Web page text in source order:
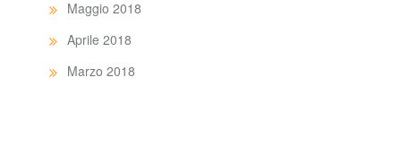
Maggio 2018
Aprile 2018
Marzo 2018